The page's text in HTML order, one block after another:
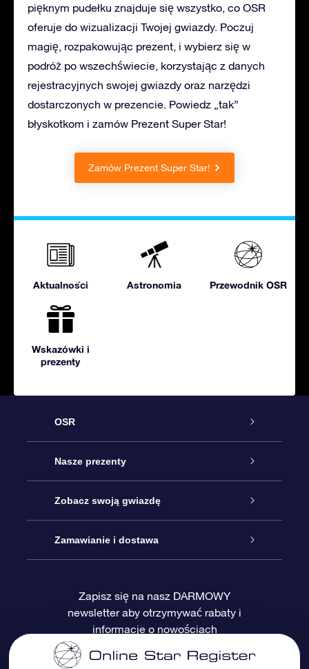
pięknym pudełku znajduje się wszystko, co OSR
oferuje do wizualizacji Twojej gwiazdy. Poczuj
magię, rozpakowując prezent, i wybierz się w
podróż po wszechświecie, korzystając z danych
rejestracyjnych swojej gwiazdy oraz narzędzi
dostarczonych w prezencie. Powiedz „tak”
błyskotkom i zamów Prezent Super Star!
Zamów Prezent Super Star!
Aktualności Astronomia Przewodnik OSR
Wskazówki i
prezenty
OSR
Obsługa
Kontakt
Blog
Recenzje
Nasze prezenty
Podarunek Gwiazda Online
Pakiet Podarunkowy OSR
Karta podarunkowa OSR
Prezenty firmowe
Zobacz swoją gwiazdę
Rejestr Gwiazd
Sprsonalizowana Strona Gwiazdy
One Million Stars
Zamawianie i dostawa
Metody płatności
Dostawa
Zapisz się na nasz DARMOWY
newsletter aby otrzymywać rabaty i
informacje o nowościach